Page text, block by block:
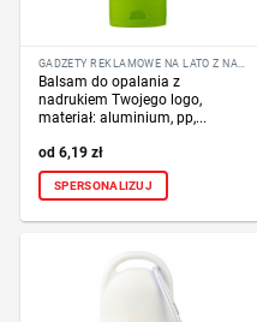
GADŻETY REKLAMOWE NA LATO Z NADRUKIEM LOGO
Balsam do opalania z
nadrukiem Twojego logo,
materiał: aluminium, pp,...
6,19 zł
SPERSONALIZUJ